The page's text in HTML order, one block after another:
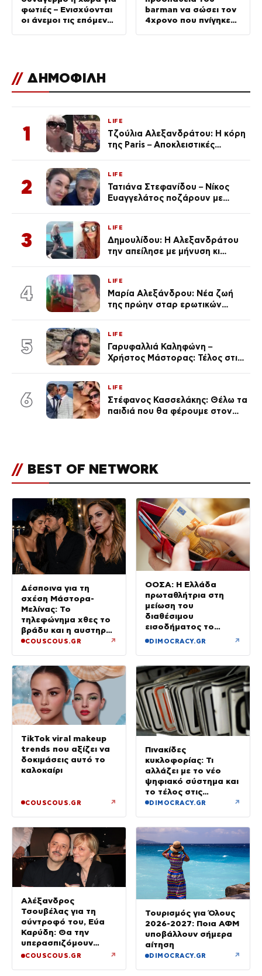
φωτιές – Ενισχύονται
οι άνεμοι τις επόμενες
barman να σώσει τον
4χρονο που πνίγηκε
// ΔΗΜΟΦΙΛΗ
1
LIFE
Τζούλια Αλεξανδράτου: Η κόρη
της Paris – Αποκλειστικές
2
LIFE
Τατιάνα Στεφανίδου – Νίκος
Ευαγγελάτος ποζάρουν με
3
LIFE
Δημουλίδου: Η Αλεξανδράτου
την απείλησε με μήνυση κι
ποια είσαι σοκαρίστικα»
4
LIFE
Μαρία Αλεξάνδρου: Νέα ζωή
της πρώην σταρ ερωτικών
(Φωτογραφίες)
5
LIFE
Γαρυφαλλιά Καληφώνη –
Χρήστος Μάστορας: Τέλος στις
6
LIFE
Στέφανος Κασσελάκης: Θέλω τα
παιδιά που θα φέρουμε στον
// BEST OF NETWORK
Δέσποινα για τη
σχέση Μάστορα-
Μελίνας: Το
τηλεφώνημα χθες το
βράδυ και η αυστηρή
προειδοποίηση
COUSCOUS.GR ↗
ΟΟΣΑ: Η Ελλάδα
πρωταθλήτρια στη
μείωση του
διαθέσιμου
εισοδήματος το
πρώτο τρίμηνο του
DIMOCRACY.GR ↗
TikTok viral makeup
trends που αξίζει να
δοκιμάσεις αυτό το
καλοκαίρι
COUSCOUS.GR ↗
Πινακίδες
κυκλοφορίας: Τι
αλλάζει με το νέο
ψηφιακό σύστημα και
το τέλος στις
καθυστερήσεις
DIMOCRACY.GR ↗
Αλέξανδρος
Τσουβέλας για τη
σύντροφό του, Εύα
Καρύδη: Θα την
υπερασπιζόμουν
άλλες 500 φορές –
COUSCOUS.GR ↗
Τουρισμός για Όλους
2026-2027: Ποια ΑΦΜ
υποβάλλουν σήμερα
αίτηση
DIMOCRACY.GR ↗